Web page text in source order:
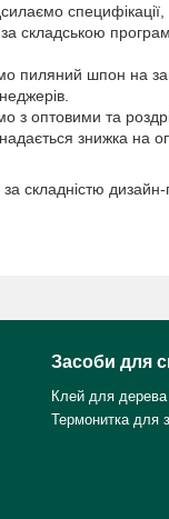
специфікації,
складською
пиляний шпон на
з оптовими та
знижка на
складністю
Засоби для
Клей для
Термонитка для